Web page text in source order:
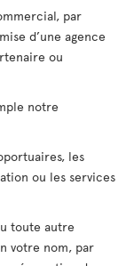
par
d’une agence
ou
notre
les
ou les services
toute autre
votre nom, par